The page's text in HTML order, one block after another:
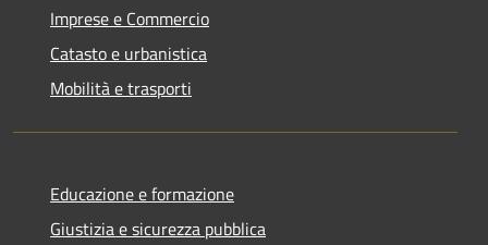
Imprese e Commercio
Catasto e urbanistica
Mobilità e trasporti
Educazione e formazione
Giustizia e sicurezza pubblica